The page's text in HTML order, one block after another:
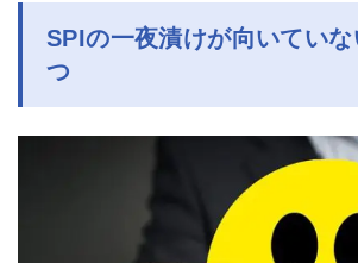
SPIの一夜漬けが向いてい
つ